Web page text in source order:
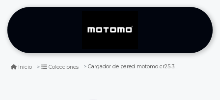
Inicio Colecciones Cargador de pared motomo cr25 30w pd tipo c